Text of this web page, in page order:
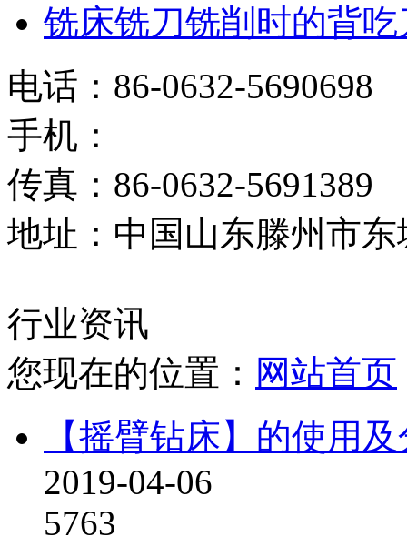
铣床铣刀铣削时的背吃
电话：86-0632-5690698
手机：
传真：86-0632-5691389
地址：中国山东滕州市
行业资讯
您现在的位置： 网站首页
【摇臂钻床】的使用
2019-04-06
5763